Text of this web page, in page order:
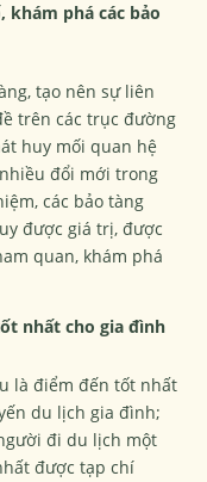
khám phá các bảo
tạo nên sự liên
trên các trục đường
huy mối quan hệ
đổi mới trong
các bảo tàng
được giá trị, được
quan, khám phá
nhất cho gia đình
là điểm đến tốt nhất
du lịch gia đình;
đi du lịch một
được tạp chí